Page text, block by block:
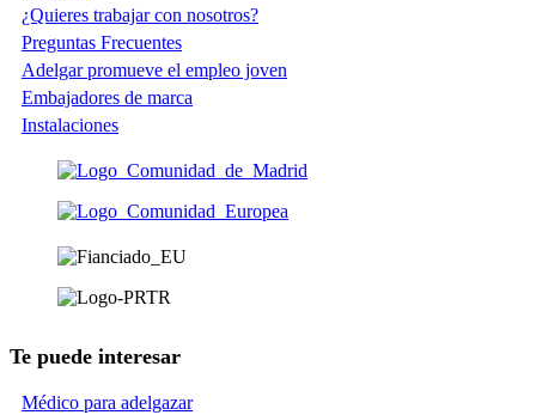
¿Quieres trabajar con nosotros?
Preguntas Frecuentes
Adelgar promueve el empleo joven
Embajadores de marca
Instalaciones
Te puede interesar
Médico para adelgazar